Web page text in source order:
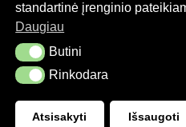
standartinė įrenginio
Daugiau
Butini Butini
RinkodaraRinkodara
Atsisakyti Išsaugoti
©